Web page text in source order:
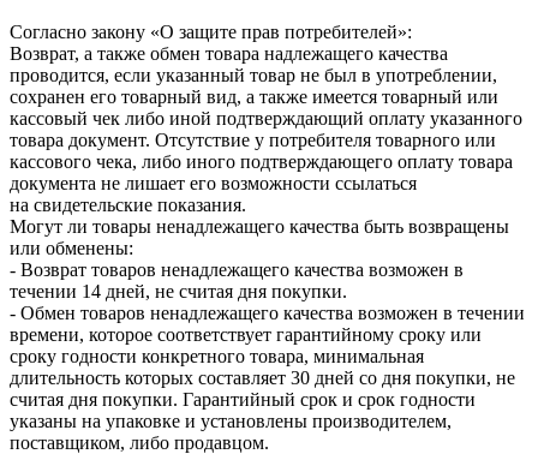
Согласно закону «О защите прав потребителей»:
Возврат, а также обмен товара надлежащего качества
проводится, если указанный товар не был в употреблении,
сохранен его товарный вид, а также имеется товарный или
кассовый чек либо иной подтверждающий оплату указанного
товара документ. Отсутствие у потребителя товарного или
кассового чека, либо иного подтверждающего оплату товара
документа не лишает его возможности ссылаться
на свидетельские показания.
Могут ли товары ненадлежащего качества быть возвращены
или обменены:
- Возврат товаров ненадлежащего качества возможен в
течении 14 дней, не считая дня покупки.
- Обмен товаров ненадлежащего качества возможен в течении
времени, которое соответствует гарантийному сроку или
сроку годности конкретного товара, минимальная
длительность которых составляет 30 дней со дня покупки, не
считая дня покупки. Гарантийный срок и срок годности
указаны на упаковке и установлены производителем,
поставщиком, либо продавцом.